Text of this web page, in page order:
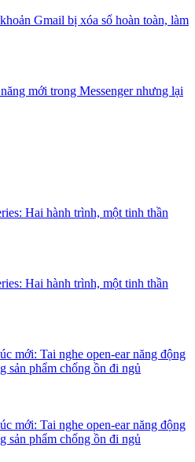
Gmail bị xóa sổ hoàn toàn, làm
mới trong Messenger nhưng lại
Hai hành trình, một tinh thần
Hai hành trình, một tinh thần
mới: Tai nghe open-ear năng động
sản phẩm chống ồn đi ngủ
mới: Tai nghe open-ear năng động
sản phẩm chống ồn đi ngủ